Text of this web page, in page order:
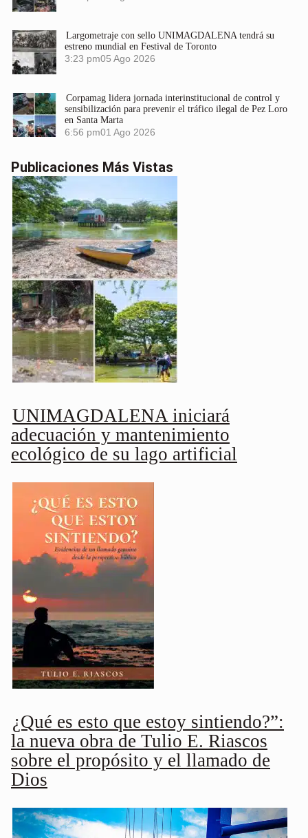
Largometraje con sello UNIMAGDALENA tendrá su
estreno mundial en Festival de Toronto
3:23 pm05 Ago 2026
Corpamag lidera jornada interinstitucional de control y
sensibilización para prevenir el tráfico ilegal de Pez Loro
en Santa Marta
6:56 pm01 Ago 2026
Publicaciones Más Vistas
UNIMAGDALENA iniciará
adecuación y mantenimiento
ecológico de su lago artificial
¿Qué es esto que estoy sintiendo?”:
la nueva obra de Tulio E. Riascos
sobre el propósito y el llamado de
Dios